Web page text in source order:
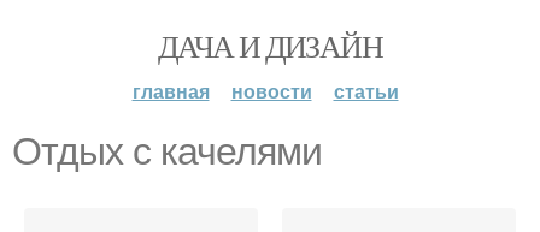
ДАЧА И ДИЗАЙН
главная новости статьи
Отдых с качелями